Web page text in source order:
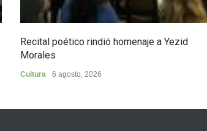
Recital poético rindió homenaje a Yezid
Morales
Cultura 6 agosto, 2026